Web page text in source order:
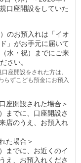
口座開設をしていた
のお預入れは「イオ
」がお手元に届いて
水・祝）までにご来
さい。
座開設をされた方は、
らずこども預金にお預入
座開設された場合＞
までに、口座開設さ
店のうえ、お預入れ
た場合＞
までに、お近くのイ
え、お預入れくださ